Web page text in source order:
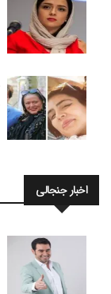
اخبار جنجالی